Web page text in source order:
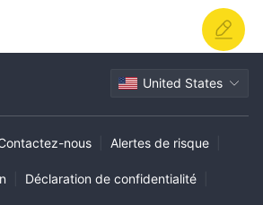
United States
nous Alertes de risque
Déclaration de confidentialité